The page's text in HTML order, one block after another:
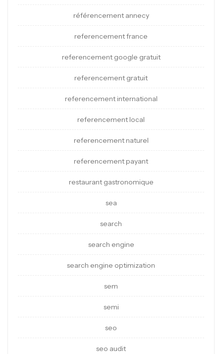
référencement annecy
referencement france
referencement google gratuit
referencement gratuit
referencement international
referencement local
referencement naturel
referencement payant
restaurant gastronomique
sea
search
search engine
search engine optimization
sem
semi
seo
seo audit